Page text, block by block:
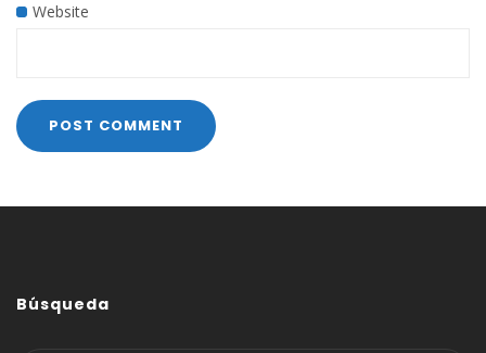
Website
Búsqueda